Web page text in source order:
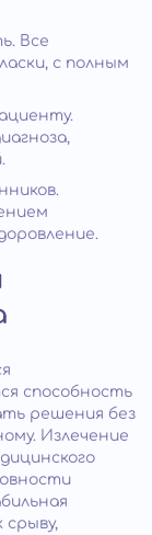
Все
с полным
способность
решения без
Излечение